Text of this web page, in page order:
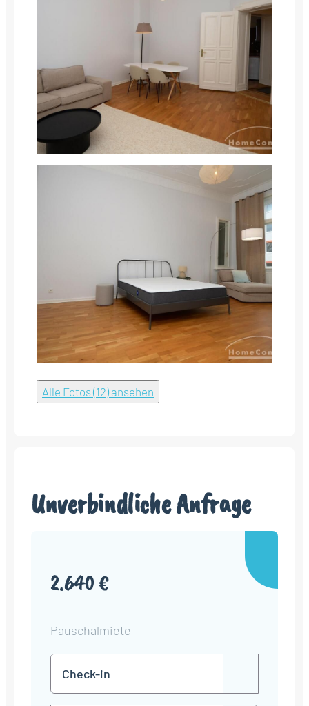
Alle Fotos (12) ansehen
Unverbindliche Anfrage
2.640 €
Pauschalmiete
in
TT
Punkt
MM